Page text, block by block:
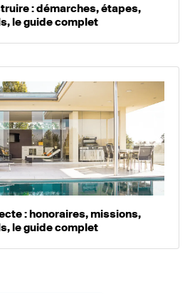
: démarches, étapes,
le guide complet
: honoraires, missions,
le guide complet